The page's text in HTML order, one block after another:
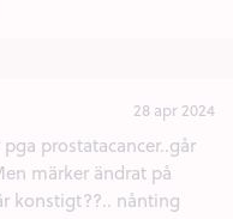
28 apr 2024
prostatacancer..går
märker ändrat på
konstigt??.. nånting